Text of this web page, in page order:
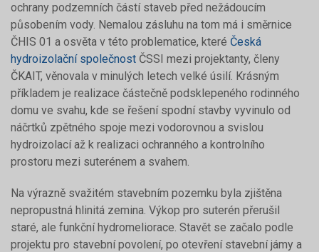
ochrany podzemních částí staveb před nežádoucím
působením vody. Nemalou zásluhu na tom má i směrnice
ČHIS 01 a osvěta v této problematice, které Česká
hydroizolační společnost ČSSI mezi projektanty, členy
ČKAIT, věnovala v minulých letech velké úsilí. Krásným
příkladem je realizace částečně podsklepeného rodinného
domu ve svahu, kde se řešení spodní stavby vyvinulo od
náčrtků zpětného spoje mezi vodorovnou a svislou
hydroizolací až k realizaci ochranného a kontrolního
prostoru mezi suterénem a svahem.
Na výrazně svažitém stavebním pozemku byla zjištěna
nepropustná hlinitá zemina. Výkop pro suterén přerušil
staré, ale funkční hydromeliorace. Stavět se začalo podle
projektu pro stavební povolení, po otevření stavební jámy a